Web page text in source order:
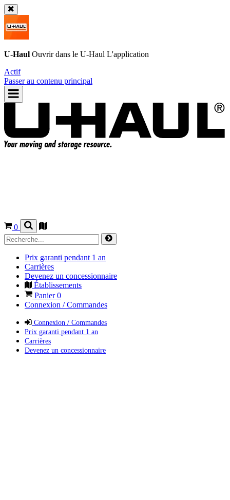
U-Haul Ouvrir dans le U-Haul L'application
Actif
Passer au contenu principal
0
Prix garanti pendant 1 an
Carrières
Devenez un concessionnaire
Établissements
Panier0
Connexion / Commandes
Connexion / Commandes
Prix garanti pendant 1 an
Carrières
Devenez un concessionnaire